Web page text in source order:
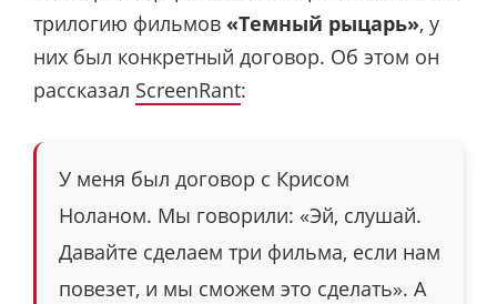
трилогию фильмов «Темный рыцарь», у
них был конкретный договор. Об этом он
рассказал ScreenRant:
У меня был договор с Крисом
Ноланом. Мы говорили: «Эй, слушай.
Давайте сделаем три фильма, если нам
повезет, и мы сможем это сделать». А